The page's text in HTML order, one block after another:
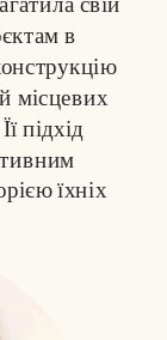
в
місцевих
підхід
їхніх